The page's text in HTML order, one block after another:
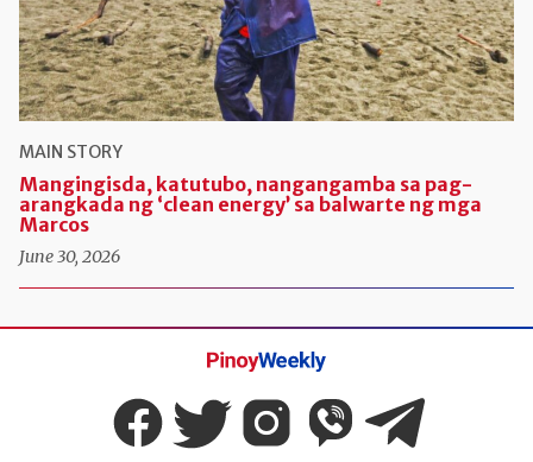
MAIN STORY
Mangingisda, katutubo, nangangamba sa pag-
arangkada ng ‘clean energy’ sa balwarte ng mga
Marcos
June 30, 2026
Pinoy
Weekly